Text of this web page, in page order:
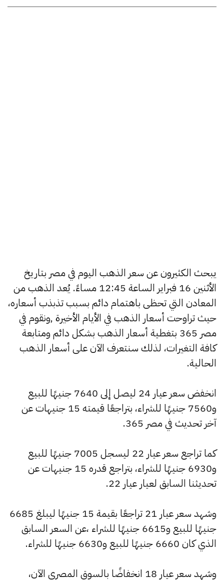
يبحث الكثيرون عن سعر الذهب اليوم في مصر بتاريخ
الأثنين 16 فبراير الساعة 12:45 مساءً. يُعد الذهب من
المعادن التي تحظى باهتمام دائم بسبب تذبذب أسعاره،
حيث تراوحت أسعار الذهب في الأيام الأخيرة ,ونقوم في
مصر 365 بتغطية أسعار الذهب بشكل دائم ومتابعة
كافة التغيرات، لذلك سنتعرف الآن على أسعار الذهب
الحالية.
انخفض سعر عيار 24 ليصل إلى 7640 جنيهًا للبيع
و7560 جنيهًا للشراء، بتراجعًا قيمته 15 جنيهات عن
آخر تحديث في مصر 365.
كما تراجع سعر عيار 22 ليسجل 7005 جنيهًا للبيع
و6930 جنيهًا للشراء، بتراجع قدره 15 جنيهات عن
تحديثنا السابق لعيار عيار 22.
وشهد سعر عيار 21 تراجعًا بقيمة 15 جنيهًا ليبلغ 6685
جنيهًا للبيع و6615 جنيهًا للشراء ،عن السعر السابق
الذي كان 6660 جنيهًا للبيع و6630 جنيهًا للشراء.
وشهد سعر عيار 18 انخفاضًا بالسوق المصري الآن،